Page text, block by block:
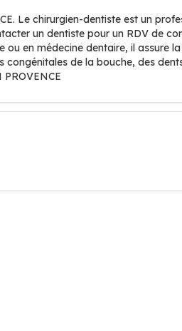
Le chirurgien-dentiste est un
un dentiste pour un RDV de
ou en médecine dentaire, il assure
de la bouche, des